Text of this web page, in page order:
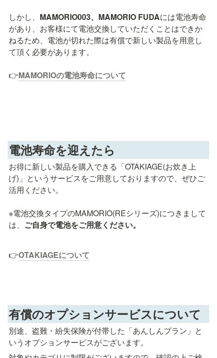
しかし、 MAMORIO003、MAMORIO FUDAには電池寿命
があり、お客様にて電池交換していただくことはできか
ねるため、電池が切れた際は有償で新しい製品を用意し
て頂く必要があります。
👉MAMORIOの電池寿命について
電池寿命を迎えたら
お得に新しい製品を購入できる「OTAKIAGE(お炊き上
げ)」というサービスをご用意しておりますので、ぜひご
活用ください。
※電池交換タイプのMAMORIO(REシリーズ)につきまして
は、 ご自身で電池をご用意ください。
👉OTAKIAGEについて
有償のオプションサービスについて
別途、盗難・紛失保険が付帯した「あんしんプラン」と
いうオプションサービスがございます。